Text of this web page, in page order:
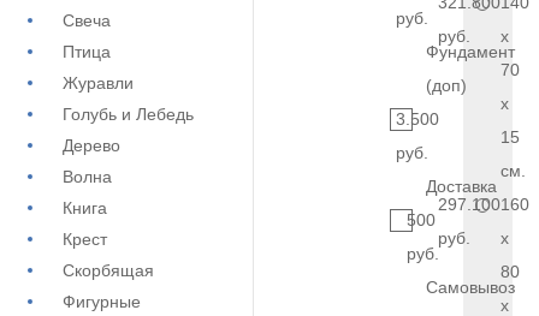
Свеча
Птица
Журавли
Голубь и Лебедь
Дерево
Волна
Книга
Крест
Скорбящая
Фигурные
руб.
Фундамент
(доп)
3.500
руб.
Доставка
500
руб.
Самовывоз
руб.
x
70
x
15
см.
297.100
руб.
160
x
80
x